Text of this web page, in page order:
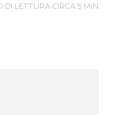
DI LETTURA CIRCA 5 MIN